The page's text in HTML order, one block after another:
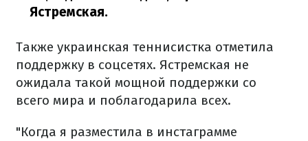
Ястремская.
Также украинская теннисистка отметила
поддержку в соцсетях. Ястремская не
ожидала такой мощной поддержки со
всего мира и поблагодарила всех.
"Когда я разместила в инстаграмме